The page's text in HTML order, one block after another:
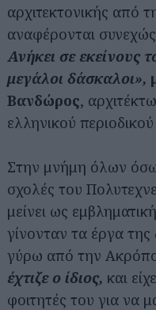
αρχιτεκτονικής από
αναφέρονται
Ανήκει σε εκείνους
μεγάλοι δάσκαλοι»,
Βανδώρος,
ελληνικού περιοδικού
Στην μνήμη όλων
σχολές του
μείνει ως
γίνονταν τα έργα
γύρω από την
έχτιζε ο ίδιος, και
φοιτητές του για να